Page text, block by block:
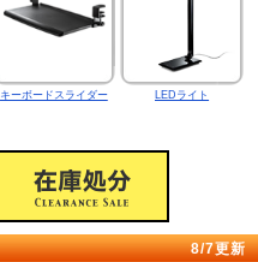
キーボードスライダー LEDライト
8/7更新